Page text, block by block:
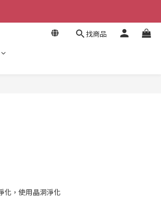
找商品
化，使用晶洞淨化